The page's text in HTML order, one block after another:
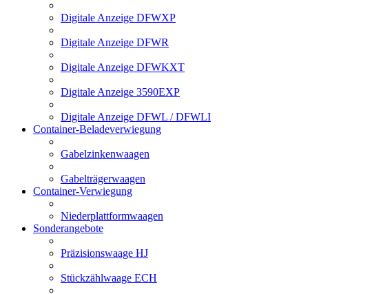
Digitale Anzeige DFWXP
Digitale Anzeige DFWR
Digitale Anzeige DFWKXT
Digitale Anzeige 3590EXP
Digitale Anzeige DFWL / DFWLI
Container-Beladeverwiegung
Gabelzinkenwaagen
Gabelträgerwaagen
Container-Verwiegung
Niederplattformwaagen
Sonderangebote
Präzisionswaage HJ
Stückzählwaage ECH